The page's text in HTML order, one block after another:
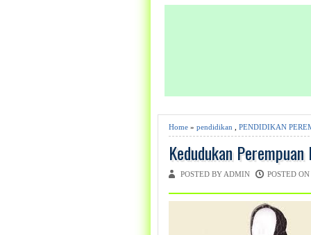
Home » pendidikan PENDIDIKAN
Kedudukan
POSTED BY ADMIN POSTED